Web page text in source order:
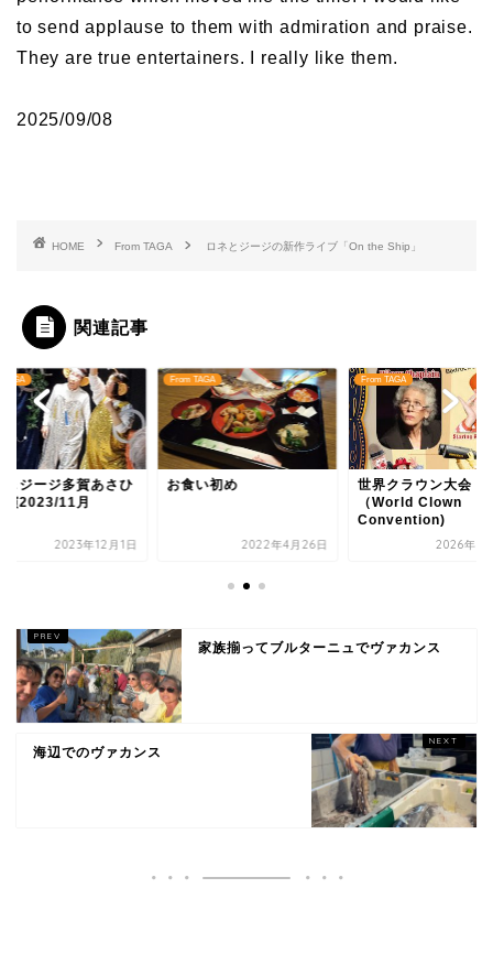
to send applause to them with admiration and praise.
They are true entertainers. I really like them.
2025/09/08
HOME From TAGA ロネとジージの新作ライブ「On the Ship」
関連記事
TAGA
＆ジージ多賀あさひ
演2023/11月
2023年12月1日
From TAGA
お食い初め
2022年4月26日
From TAGA
世界クラウン大会
（World Clown
Convention)
2026年3
家族揃ってブルターニュでヴァカンス
海辺でのヴァカンス